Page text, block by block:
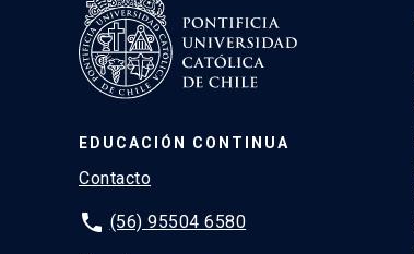
EDUCACIÓN CONTINUA
Contacto
phone (56) 95504 6580